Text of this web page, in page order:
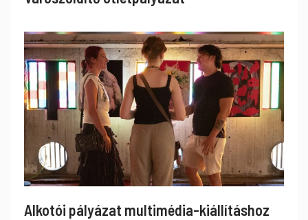
Alkotói pályázat multimédia-kiállításhoz